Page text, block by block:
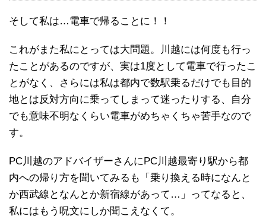
そして私は…電車で帰ることに！！
これがまた私にとっては大問題。川越には何度も行っ
たことがあるのですが、実は1度として電車で行ったこ
とがなく、さらには私は都内で数駅乗るだけでも目的
地とは反対方向に乗ってしまって迷ったりする、自分
でも意味不明なくらい電車がめちゃくちゃ苦手なので
す。
PC川越のアドバイザーさんにPC川越最寄り駅から都
内への帰り方を聞いてみるも「乗り換える時になんと
か西武線となんとか新宿線があって…」ってなると、
私にはもう呪文にしか聞こえなくて。